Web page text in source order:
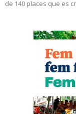
de 140 places que es